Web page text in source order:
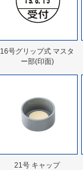
16号グリップ式 マスタ
ー部(印面)
21号 キャップ